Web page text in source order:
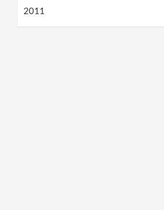
2011